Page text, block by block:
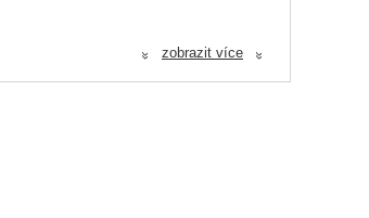
« zobrazit více «